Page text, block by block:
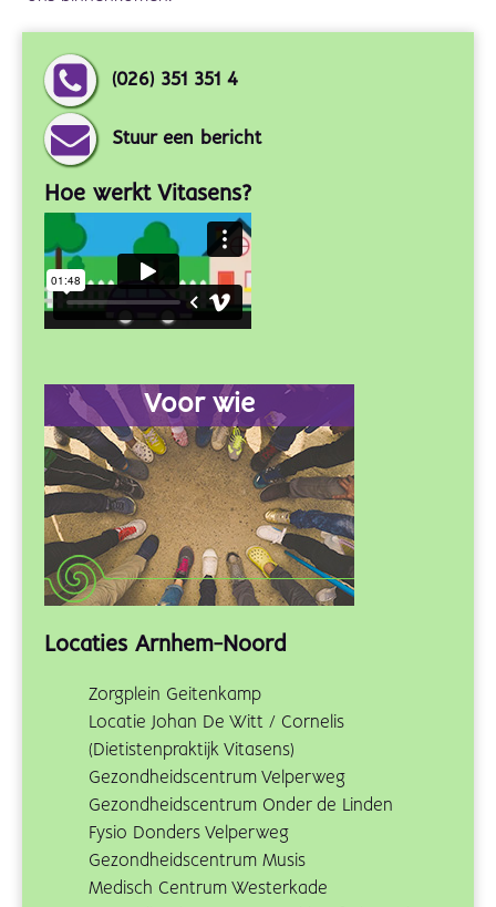
(026) 351 351 4
Stuur een bericht
Hoe werkt Vitasens?
Voor wie
Locaties Arnhem-Noord
Zorgplein Geitenkamp
Locatie Johan De Witt / Cornelis
(Dietistenpraktijk Vitasens)
Gezondheidscentrum Velperweg
Gezondheidscentrum Onder de Linden
Fysio Donders Velperweg
Gezondheidscentrum Musis
Medisch Centrum Westerkade